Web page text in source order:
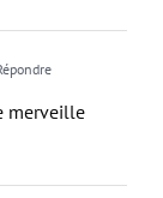
merveille